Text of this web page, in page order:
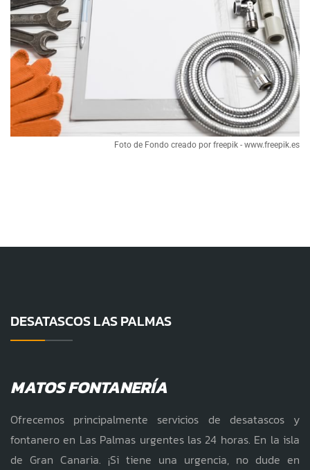
Foto de Fondo creado por freepik - www.freepik.es
DESATASCOS LAS PALMAS
MATOS FONTANERÍA
Ofrecemos principalmente servicios de desatascos y
fontanero en Las Palmas urgentes las 24 horas. En la isla
de Gran Canaria. ¡Si tiene una urgencia, no dude en